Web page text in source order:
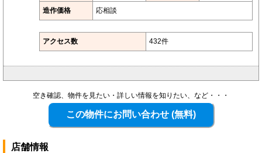
造作価格 応相談
アクセス数 432件
空き確認、物件を見たい・詳しい情報を知りたい、など・・・
店舗情報